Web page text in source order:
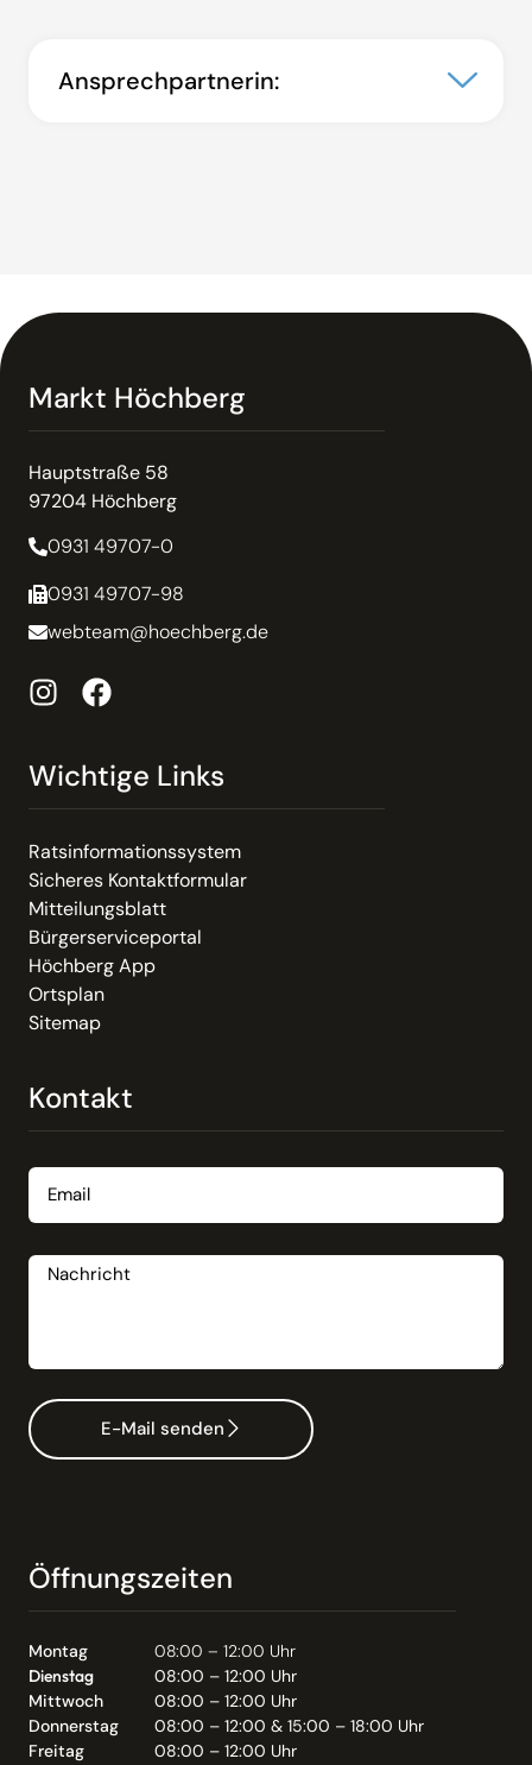
Ansprechpartnerin:
Markt Höchberg
Hauptstraße 58
97204 Höchberg
0931 49707-0
0931 49707-98
webteam@hoechberg.de
Wichtige Links
Ratsinformationssystem
Sicheres Kontaktformular
Mitteilungsblatt
Bürgerserviceportal
Höchberg App
Ortsplan
Sitemap
Kontakt
E-Mail senden
Öffnungszeiten
Montag
08:00 – 12:00 Uhr
Dienstag
08:00 – 12:00 Uhr
Mittwoch
08:00 – 12:00 Uhr
Donnerstag
08:00 – 12:00 & 15:00 – 18:00 Uhr
Freitag
08:00 – 12:00 Uhr